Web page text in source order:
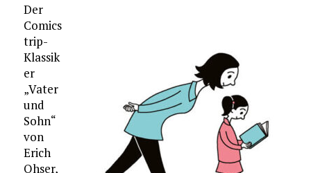
Der
Comics
trip-
Klassik
er
„Vater
und
Sohn“
von
Erich
Ohser,